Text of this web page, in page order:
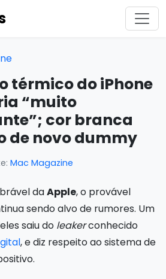
térmico do iPhone
“muito
cor branca
de novo dummy
Mac Magazine
daApple, o provável
sendo alvo de rumores. Um
saiu do leakerconhecido
, e diz respeito ao sistema de